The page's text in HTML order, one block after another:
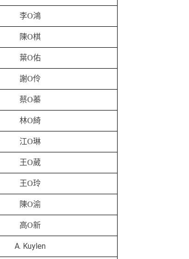
李O鴻
陳O棋
葉O佑
謝O伶
蔡O蓁
林O綺
江O琳
王O葳
王O玲
陳O渝
高O新
A. Kuylen